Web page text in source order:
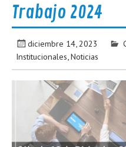
Trabajo 2024
diciembre 14, 2023
Institucionales ,Noticias